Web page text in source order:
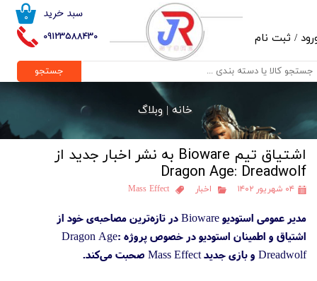
09123588430
۰ سبد خرید
/ ثبت نام
حساب کاربری من
تغییر گذر واژه
خروج از حساب کاربری
جستجو
خانه |وبلاگ
اشتیاق تیم Bioware به نشر اخبار جدید از
Dragon Age: Dreadwolf
۰۴ شهریور ۱۴۰۲ اخبار Mass Effect
مدیر عمومی استودیو Bioware در تازه‌ترین مصاحبه‌ی خود از
اشتیاق و اطمینان استودیو در خصوص پروژه Dragon Age:
Dreadwolf و بازی جدید Mass Effect صحبت می‌کند.